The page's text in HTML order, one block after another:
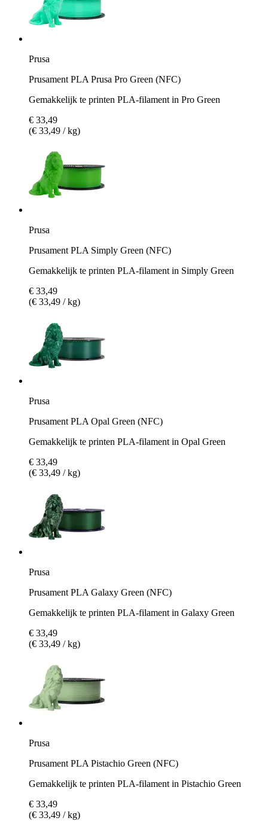
Prusa
Prusament PLA Prusa Pro Green (NFC)
Gemakkelijk te printen PLA-filament in Pro Green
€ 33,49
(€ 33,49 / kg)
Prusa
Prusament PLA Simply Green (NFC)
Gemakkelijk te printen PLA-filament in Simply Green
€ 33,49
(€ 33,49 / kg)
Prusa
Prusament PLA Opal Green (NFC)
Gemakkelijk te printen PLA-filament in Opal Green
€ 33,49
(€ 33,49 / kg)
Prusa
Prusament PLA Galaxy Green (NFC)
Gemakkelijk te printen PLA-filament in Galaxy Green
€ 33,49
(€ 33,49 / kg)
Prusa
Prusament PLA Pistachio Green (NFC)
Gemakkelijk te printen PLA-filament in Pistachio Green
€ 33,49
(€ 33,49 / kg)